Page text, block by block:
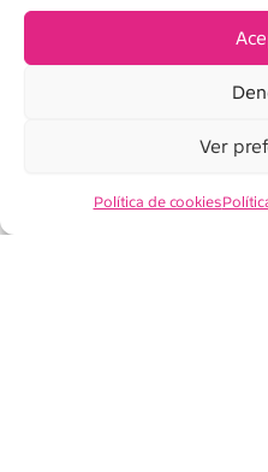
Ver
Política de cookies
POLÍTICA DE PRIVACIDAD
POLÍTICA DE COOKIES